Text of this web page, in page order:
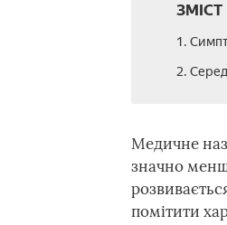
ЗМІСТ
1.
2.
Медичне
значно
помітити